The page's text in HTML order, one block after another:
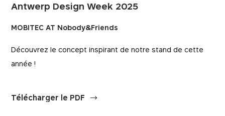
Antwerp Design Week 2025
MOBITEC AT Nobody&Friends
Découvrez le concept inspirant de notre stand de cette
année !
Télécharger le PDF